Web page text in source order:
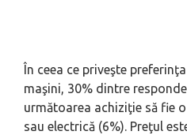
În ceea ce priveşte
maşini, 30% dintre
următoarea achiziţie să fie
sau electrică (6%). Preţul